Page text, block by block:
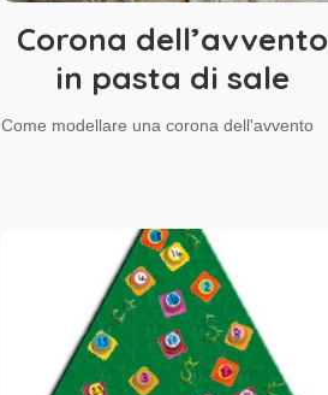
Corona dell’avvento
in pasta di sale
Come modellare una corona dell'avvento